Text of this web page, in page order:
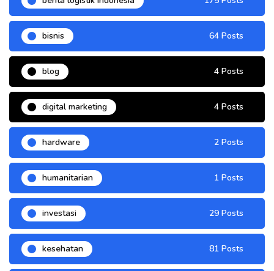
bisnis 64 Posts
blog 4 Posts
digital marketing 4 Posts
hardware 2 Posts
humanitarian 1 Posts
investasi 29 Posts
kesehatan 81 Posts